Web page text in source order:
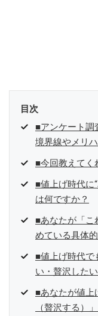
目次
■アンケート調
境界線やメリ
■今回教えてく
■値上げ時代に
は何ですか？
■あなたが「こ
めている具体
■値上げ時代で
い・贅沢した
■あなたが値上
（贅沢する）